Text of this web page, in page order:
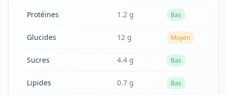
Protéines 1.2 g Bas
Glucides 12 g Moyen
Sucres 4.4 g Bas
Lipides 0.7 g Bas